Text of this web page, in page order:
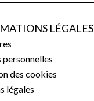
LÉGALES
personnelles
des cookies
légales